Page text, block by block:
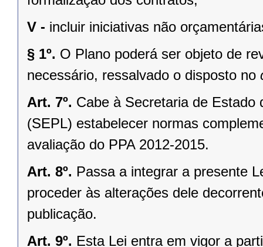
V - incluir iniciativas não
§ 1º. O Plano poderá ser objeto de
necessário, ressalvado o disposto no
Art. 7º. Cabe à Secretaria de Estado
(SEPL) estabelecer normas
avaliação do PPA 2012-2015.
Art. 8º. Passa a integrar a presente
proceder às alterações dele
publicação.
Art. 9º. Esta Lei entra em vigor a